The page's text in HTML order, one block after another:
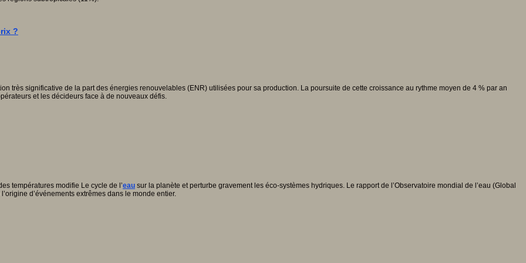
?
très significative de la part des énergies renouvelables (ENR) utilisées pour sa production. La poursuite de cette croissance au rythme moyen de 4 % par an
et les décideurs face à de nouveaux défis.
températures modifie Le cycle de l’eau sur la planète et perturbe gravement les éco-systèmes hydriques. Le rapport de l’Observatoire mondial de l’eau (Global
d’événements extrêmes dans le monde entier.